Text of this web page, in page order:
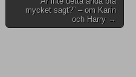
mycket sagt?” – om Karin
och Harry →